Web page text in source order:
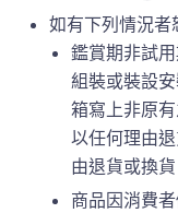
如有下列情況者
鑑賞期非試
組裝或裝設
箱寫上非原
以任何理由
由退貨或換貨
商品因消費